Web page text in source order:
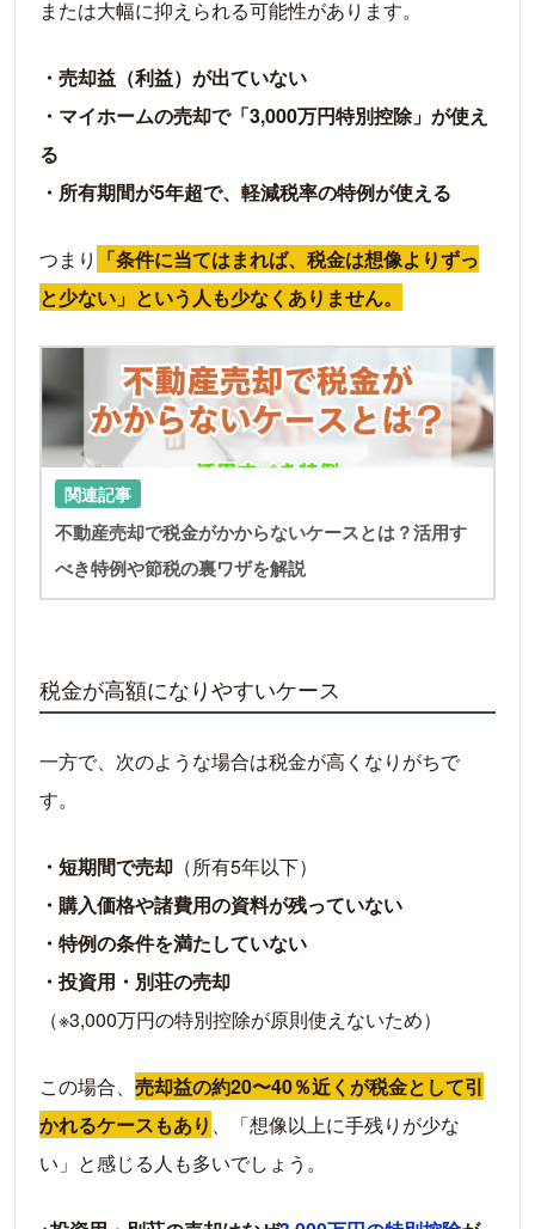
合
売却後、新しく住宅を購入をする予定がある
併用できない控除がある
譲渡損失がある場合も確定申告が必要になる
不動産売却時の税金に関するよくある質問
確定申告ってどうやるの？
不動産の売却で消費税を支払う必要はある
の？
土地と建物の売却で税金に何か違いはある
の？
不動産を売却した年の固定資産税はいくらに
をしよう
または大幅に抑えられる可能性があります。
・売却益（利益）が出ていない
・マイホームの売却で「3,000万円特別控除」が使え
る
・所有期間が5年超で、軽減税率の特例が使える
つまり 「条件に当てはまれば、税金は想像よりずっ
と少ない」という人も少なくありません。
関連記事
不動産売却で税金がかからないケースとは？活用す
べき特例や節税の裏ワザを解説
税金が高額になりやすいケース
一方で、次のような場合は税金が高くなりがちで
す。
・短期間で売却 （所有5年以下）
・購入価格や諸費用の資料が残っていない
・特例の条件を満たしていない
・投資用・別荘の売却
（※3,000万円の特別控除が原則使えないため）
この場合、 売却益の約20〜40％近くが税金として引
かれるケースもあり 、「想像以上に手残りが少な
い」と感じる人も多いでしょう。